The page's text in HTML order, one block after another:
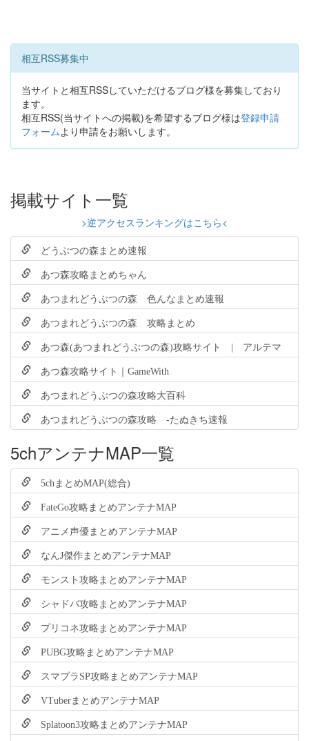
相互RSS募集中
当サイトと相互RSSしていただけるブログ様を募集しており
ます。
相互RSS(当サイトへの掲載)を希望するブログ様は登録申請
フォームより申請をお願いします。
掲載サイト一覧
>逆アクセスランキングはこちら<
どうぶつの森まとめ速報
あつ森攻略まとめちゃん
あつまれどうぶつの森 色んなまとめ速報
あつまれどうぶつの森 攻略まとめ
あつ森(あつまれどうぶつの森)攻略サイト | アルテマ
あつ森攻略サイト｜GameWith
あつまれどうぶつの森攻略大百科
あつまれどうぶつの森攻略 -たぬきち速報
5chアンテナMAP一覧
5chまとめMAP(総合)
FateGo攻略まとめアンテナMAP
アニメ声優まとめアンテナMAP
なんJ傑作まとめアンテナMAP
モンスト攻略まとめアンテナMAP
シャドバ攻略まとめアンテナMAP
プリコネ攻略まとめアンテナMAP
PUBG攻略まとめアンテナMAP
スマブラSP攻略まとめアンテナMAP
VTuberまとめアンテナMAP
Splatoon3攻略まとめアンテナMAP